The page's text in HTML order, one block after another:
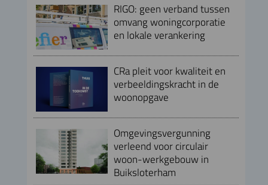
RIGO: geen verband tussen
omvang woningcorporatie
en lokale verankering
CRa pleit voor kwaliteit en
verbeeldingskracht in de
woonopgave
Omgevingsvergunning
verleend voor circulair
woon-werkgebouw in
Buiksloterham